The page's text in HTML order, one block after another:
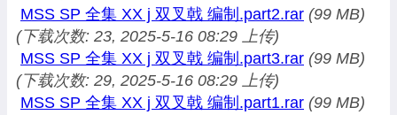
MSS SP 全集 XX j 双叉戟 编制.part2.rar (99 MB)
(下载次数: 23, 2025-5-16 08:29 上传)
MSS SP 全集 XX j 双叉戟 编制.part3.rar (99 MB)
(下载次数: 29, 2025-5-16 08:29 上传)
MSS SP 全集 XX j 双叉戟 编制.part1.rar (99 MB)